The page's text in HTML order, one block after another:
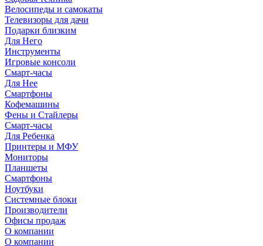
Велосипеды и самокаты
Телевизоры для дачи
Подарки близким
Для Него
Инструменты
Игровые консоли
Смарт-часы
Для Нее
Смартфоны
Кофемашины
Фены и Стайлеры
Смарт-часы
Для Ребенка
Принтеры и МФУ
Мониторы
Планшеты
Смартфоны
Ноутбуки
Системные блоки
Производители
Офисы продаж
О компании
О компании